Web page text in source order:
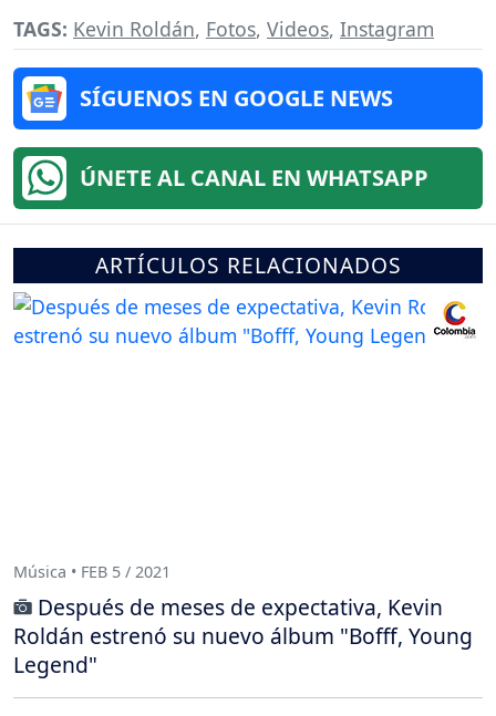
TAGS: Kevin Roldán, Fotos, Videos, Instagram
SÍGUENOS EN GOOGLE NEWS
ÚNETE AL CANAL EN WHATSAPP
ARTÍCULOS RELACIONADOS
Música • FEB 5 / 2021
Después de meses de expectativa, Kevin
Roldán estrenó su nuevo álbum "Bofff, Young
Legend"